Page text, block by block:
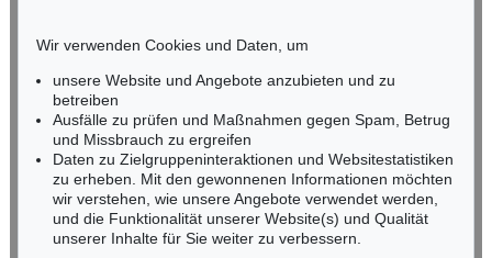
RHEINLAND-PFALZ
Miriam Heß
Tel.: +49 (0)62 21 58 80-038
Fax: +49 (0)62 21 58 80-595
infoheidelberg@kettererkunst.de
NORDDEUTSCHLAND
Nico Kassel, M.A.
Tel.: +49 (0)89 55244-164
Wir verwenden Cookies und Daten, um
unsere Website und Angebote anzubieten und zu
betreiben
Ausfälle zu prüfen und Maßnahmen gegen Spam, Betrug
und Missbrauch zu ergreifen
Daten zu Zielgruppeninteraktionen und Websitestatistiken
zu erheben. Mit den gewonnenen Informationen möchten
wir verstehen, wie unsere Angebote verwendet werden,
und die Funktionalität unserer Website(s) und Qualität
unserer Inhalte für Sie weiter zu verbessern.